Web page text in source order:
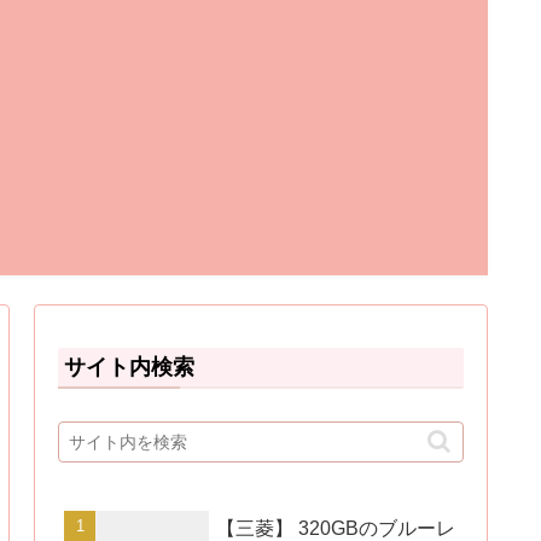
サイト内検索
【三菱】 320GBのブルーレ